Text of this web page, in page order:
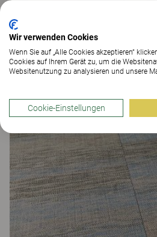
Wir verwenden Cookies
Wenn Sie auf „Alle Cookies akzeptieren“
Cookies auf Ihrem Gerät zu, um die
Websitenutzung zu analysieren und unsere
Cookie-Einstellungen